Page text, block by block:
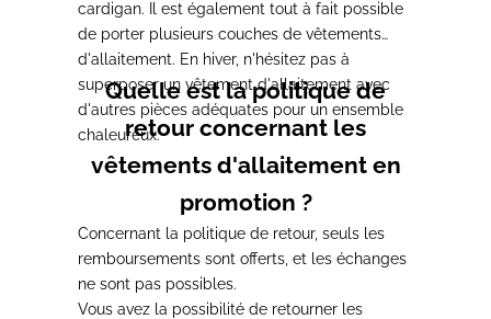
cardigan. Il est également tout à fait possible
de porter plusieurs couches de vêtements
d'allaitement. En hiver, n'hésitez pas à
superposer un vêtement d'allaitement avec
d'autres pièces adéquates pour un ensemble
chaleureux.
Quelle est la politique de
retour concernant les
vêtements d'allaitement en
promotion ?
Concernant la politique de retour, seuls les
remboursements sont offerts, et les échanges
ne sont pas possibles.
Vous avez la possibilité de retourner les